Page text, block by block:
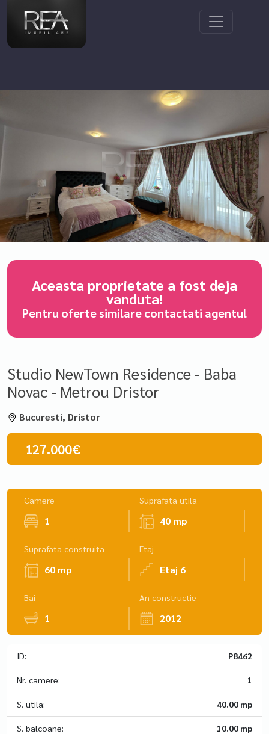
Aceasta proprietate a fost deja
vanduta!
Pentru oferte similare contactati agentul
Studio NewTown Residence - Baba
Novac - Metrou Dristor
Bucuresti, Dristor
127.000€
Camere
1
Suprafata utila
40 mp
Suprafata construita
60 mp
Etaj
Etaj 6
Bai
1
An constructie
2012
ID: P8462
Nr. camere: 1
S. utila: 40.00 mp
S. balcoane: 10.00 mp